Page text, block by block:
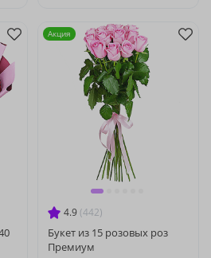
4.9 (442)
Букет из 15 розовых роз
Премиум
Акция